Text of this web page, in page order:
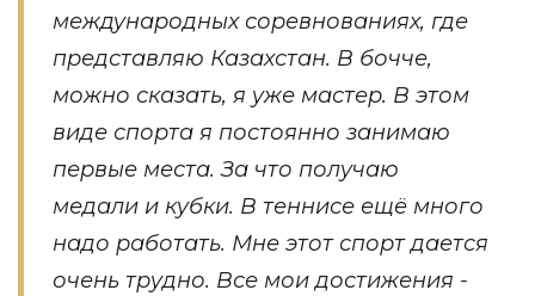
международных соревнованиях, где
представляю Казахстан. В бочче,
можно сказать, я уже мастер. В этом
виде спорта я постоянно занимаю
первые места. За что получаю
медали и кубки. В теннисе ещё много
надо работать. Мне этот спорт дается
очень трудно. Все мои достижения -